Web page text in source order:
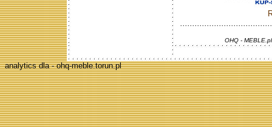
OHQ -
analytics dla - ohq-meble.torun.pl